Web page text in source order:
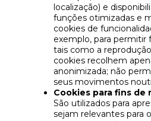
localização) e
funções otimizadas e
cookies de
exemplo, para permitir
tais como a
cookies recolhem
anonimizada; não
seus movimentos
Cookies para fins de
São utilizados para
sejam relevantes para